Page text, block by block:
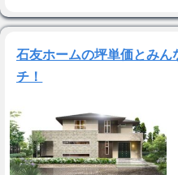
石友ホームの坪単価とみ
チ！